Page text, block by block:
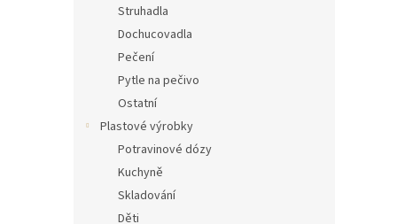
Struhadla
Dochucovadla
Pečení
Pytle na pečivo
Ostatní
Plastové výrobky
Potravinové dózy
Kuchyně
Skladování
Děti